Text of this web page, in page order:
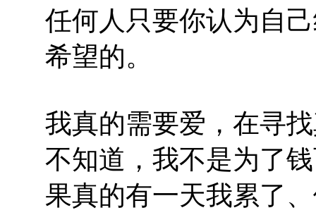
任何人只要你认为自
希望的。
我真的需要爱，在寻
不知道，我不是为了
果真的有一天我累了